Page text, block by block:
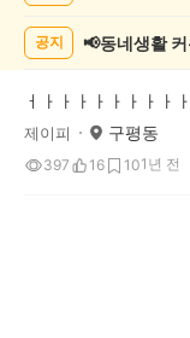
록
공지 📢동네생활
ㅓㅏㅏㅏㅏㅏㅏㅏㅏ
제이피 구평동
397 16 101년 전